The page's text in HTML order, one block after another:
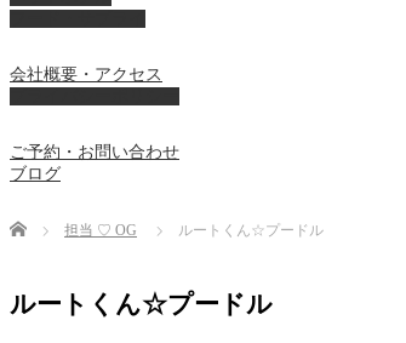
会社概要・アクセス
ご予約・お問い合わせ
ブログ
Home 担当 ♡ OG ルートくん☆プードル
ルートくん☆プードル